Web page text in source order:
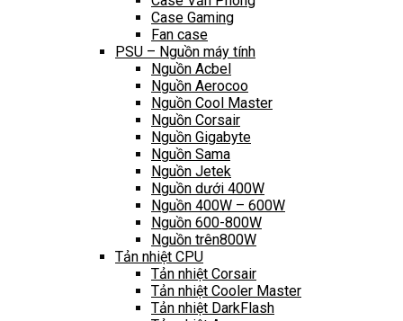
Case Gaming
Fan case
PSU – Nguồn máy tính
Nguồn Acbel
Nguồn Aerocoo
Nguồn Cool Master
Nguồn Corsair
Nguồn Gigabyte
Nguồn Sama
Nguồn Jetek
Nguồn dưới 400W
Nguồn 400W – 600W
Nguồn 600-800W
Nguồn trên800W
Tản nhiệt CPU
Tản nhiệt Corsair
Tản nhiệt Cooler Master
Tản nhiệt DarkFlash